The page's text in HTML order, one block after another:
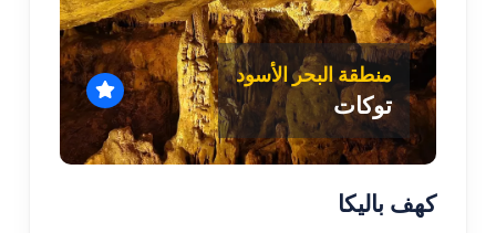
منطقة البحر الأسود
توكات
كهف باليكا